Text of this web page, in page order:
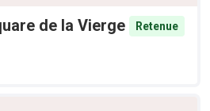
de la Vierge
Retenue